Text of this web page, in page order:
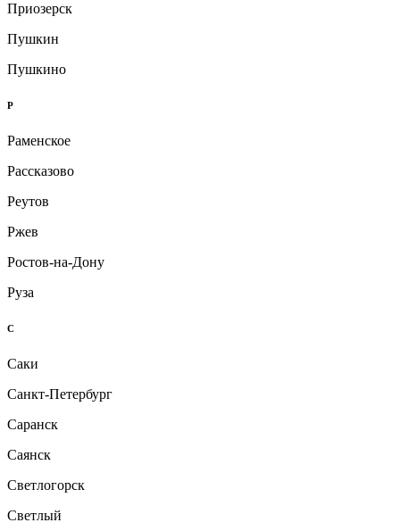
Приозерск
Пушкин
Пушкино
Р
Раменское
Рассказово
Реутов
Ржев
Ростов-на-Дону
Руза
С
Саки
Санкт-Петербург
Саранск
Саянск
Светлогорск
Светлый